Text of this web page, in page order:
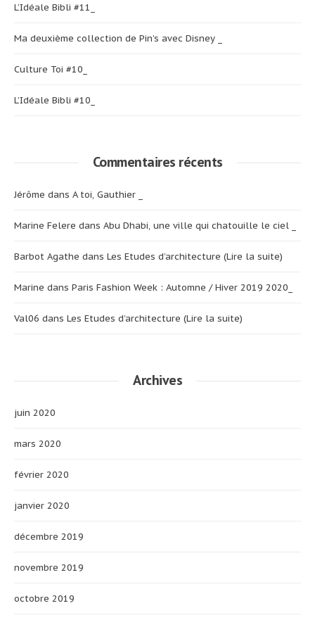
L’Idéale Bibli #11_
Ma deuxième collection de Pin’s avec Disney _
Culture Toi #10_
L’Idéale Bibli #10_
Commentaires récents
Jérôme dans A toi, Gauthier _
Marine Felere dans Abu Dhabi, une ville qui chatouille le ciel _
Barbot Agathe dans Les Etudes d’architecture (Lire la suite)
Marine dans Paris Fashion Week : Automne / Hiver 2019 2020_
Val06 dans Les Etudes d’architecture (Lire la suite)
Archives
juin 2020
mars 2020
février 2020
janvier 2020
décembre 2019
novembre 2019
octobre 2019